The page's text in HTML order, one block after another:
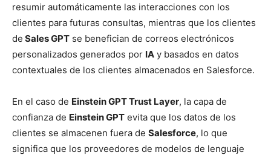
resumir automáticamente las interacciones con los
clientes para futuras consultas, mientras que los clientes
de Sales GPT se benefician de correos electrónicos
personalizados generados por IA y basados en datos
contextuales de los clientes almacenados en Salesforce.
En el caso de Einstein GPT Trust Layer, la capa de
confianza de Einstein GPT evita que los datos de los
clientes se almacenen fuera de Salesforce, lo que
significa que los proveedores de modelos de lenguaje